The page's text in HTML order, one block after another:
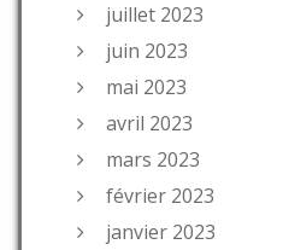
juillet 2023
juin 2023
mai 2023
avril 2023
mars 2023
février 2023
janvier 2023